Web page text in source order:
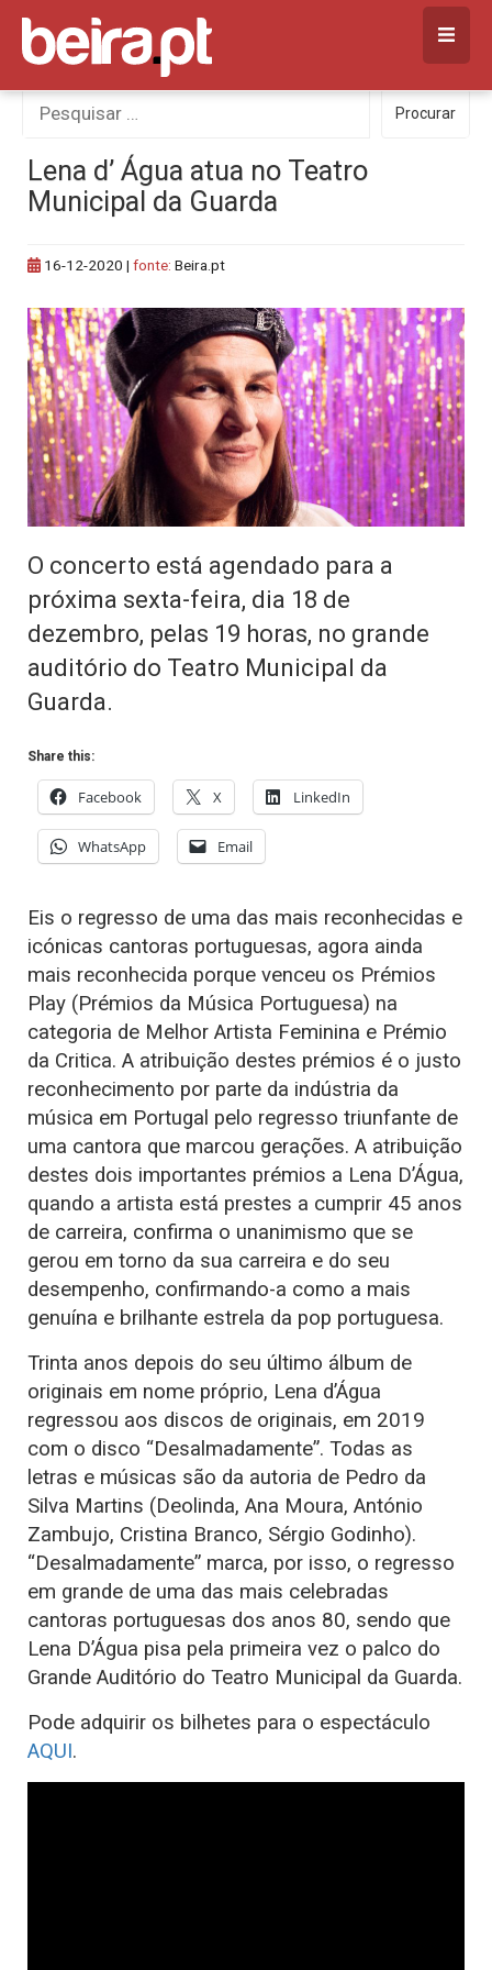
Skip
content
Procurar
por:
Procurar
Lena d’ Água atua no Teatro
Municipal da Guarda
16-12-2020 | fonte: Beira.pt
O concerto está agendado para a
próxima sexta-feira, dia 18 de
dezembro, pelas 19 horas, no grande
auditório do Teatro Municipal da
Guarda.
Share this:
Facebook X LinkedIn
WhatsApp Email
Eis o regresso de uma das mais reconhecidas e
icónicas cantoras portuguesas, agora ainda
mais reconhecida porque venceu os Prémios
Play (Prémios da Música Portuguesa) na
categoria de Melhor Artista Feminina e Prémio
da Critica. A atribuição destes prémios é o justo
reconhecimento por parte da indústria da
música em Portugal pelo regresso triunfante de
uma cantora que marcou gerações. A atribuição
destes dois importantes prémios a Lena D’Água,
quando a artista está prestes a cumprir 45 anos
de carreira, confirma o unanimismo que se
gerou em torno da sua carreira e do seu
desempenho, confirmando-a como a mais
genuína e brilhante estrela da pop portuguesa.
Trinta anos depois do seu último álbum de
originais em nome próprio, Lena d’Água
regressou aos discos de originais, em 2019
com o disco “Desalmadamente”. Todas as
letras e músicas são da autoria de Pedro da
Silva Martins (Deolinda, Ana Moura, António
Zambujo, Cristina Branco, Sérgio Godinho).
“Desalmadamente” marca, por isso, o regresso
em grande de uma das mais celebradas
cantoras portuguesas dos anos 80, sendo que
Lena D’Água pisa pela primeira vez o palco do
Grande Auditório do Teatro Municipal da Guarda.
Pode adquirir os bilhetes para o espectáculo
AQUI.